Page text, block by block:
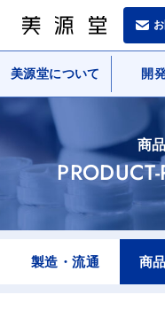
ス
プ
美源堂について 開
商
製造・流通 商